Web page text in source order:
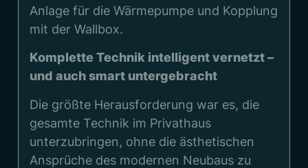
Anlage für die Wärmepumpe und Kopplung
mit der Wallbox.
Komplette Technik intelligent vernetzt –
und auch smart untergebracht
Die größte Herausforderung war es, die
gesamte Technik im Privathaus
unterzubringen, ohne die ästhetischen
Ansprüche des modernen Neubaus zu